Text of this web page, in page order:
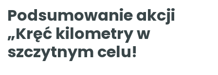
Podsumowanie akcji
„Kręć kilometry w
szczytnym celu!